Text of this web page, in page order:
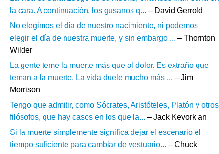
la cara. A continuación, los gusanos q... – David Gerrold
No elegimos el día de nuestro nacimiento, ni podemos
elegir el día de nuestra muerte, y sin embargo ... – Thornton
Wilder
La gente teme la muerte más que al dolor. Es extraño que
teman a la muerte. La vida duele mucho más ... – Jim
Morrison
Tengo que admitir, como Sócrates, Aristóteles, Platón y otros
filósofos, que hay casos en los que la... – Jack Kevorkian
Si la muerte simplemente significa dejar el escenario el
tiempo suficiente para cambiar de vestuario... – Chuck